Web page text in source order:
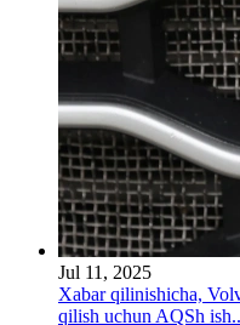
Jul 11, 2025
Xabar qilinishicha,
qilish uchun AQSh